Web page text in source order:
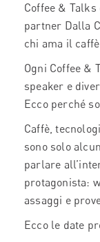
Coffee &
partner Dalla
chi ama il
Ogni Coffee &
speaker e
Ecco perché
Caffè,
sono solo
parlare
protagonista:
assaggi e
Ecco le date